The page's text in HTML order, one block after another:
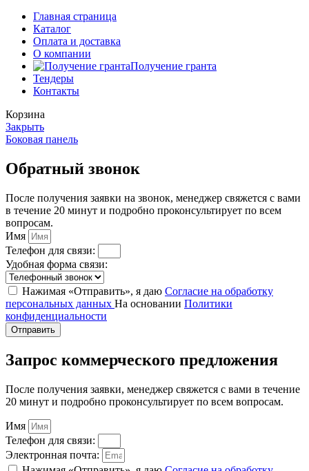
Главная страница
Каталог
Оплата и доставка
О компании
Получение гранта
Тендеры
Контакты
Корзина
Закрыть
Боковая панель
Обратный звонок
После получения заявки на звонок, менеджер свяжется с вами
в течение 20 минут и подробно проконсультирует по всем
вопросам.
Имя
Телефон для связи:
Удобная форма связи:
Нажимая «Отправить», я даю Согласие на обработку
персональных данных На основании Политики
конфиденциальности
Отправить
Запрос коммерческого предложения
После получения заявки, менеджер свяжется с вами в течение
20 минут и подробно проконсультирует по всем вопросам.
Имя
Телефон для связи:
Электронная почта: